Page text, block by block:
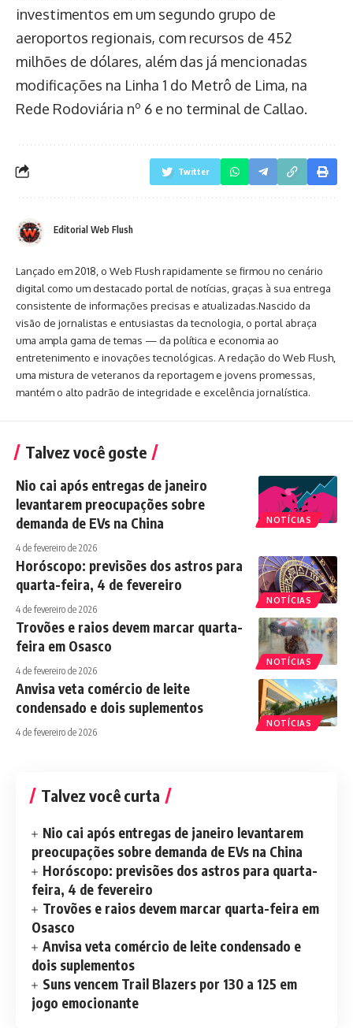
investimentos em um segundo grupo de
aeroportos regionais, com recursos de 452
milhões de dólares, além das já mencionadas
modificações na Linha 1 do Metrô de Lima, na
Rede Rodoviária nº 6 e no terminal de Callao.
Twitter
Editorial Web Flush
Lançado em 2018, o Web Flush rapidamente se firmou no cenário
digital como um destacado portal de notícias, graças à sua entrega
consistente de informações precisas e atualizadas.Nascido da
visão de jornalistas e entusiastas da tecnologia, o portal abraça
uma ampla gama de temas — da política e economia ao
entretenimento e inovações tecnológicas. A redação do Web Flush,
uma mistura de veteranos da reportagem e jovens promessas,
mantém o alto padrão de integridade e excelência jornalística.
Talvez você goste
NOTÍCIAS
Nio cai após entregas de janeiro
levantarem preocupações sobre
demanda de EVs na China
4 de fevereiro de 2026
NOTÍCIAS
Horóscopo: previsões dos astros para
quarta-feira, 4 de fevereiro
4 de fevereiro de 2026
NOTÍCIAS
Trovões e raios devem marcar quarta-
feira em Osasco
4 de fevereiro de 2026
NOTÍCIAS
Anvisa veta comércio de leite
condensado e dois suplementos
4 de fevereiro de 2026
Talvez você curta
Nio cai após entregas de janeiro levantarem
preocupações sobre demanda de EVs na China
Horóscopo: previsões dos astros para quarta-
feira, 4 de fevereiro
Trovões e raios devem marcar quarta-feira em
Osasco
Anvisa veta comércio de leite condensado e
dois suplementos
Suns vencem Trail Blazers por 130 a 125 em
jogo emocionante